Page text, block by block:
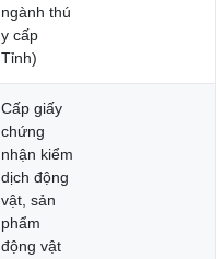
ngành thú
y cấp
Tỉnh)
Cấp giấy
chứng
nhận kiểm
dịch động
vật, sản
phẩm
động vật